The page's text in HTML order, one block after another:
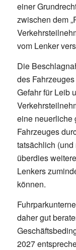
einer
zwischen dem
vom Lenker
Die
des
Gefahr für Leib
eine neuerliche
Fahrzeuges
tatsächlich
überdies
Lenkers
können.
daher gut
2027